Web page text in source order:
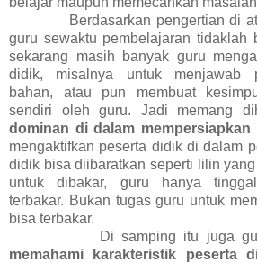
Berdasarkan pengertian di
guru sewaktu pembelajaran tidaklah
sekarang masih banyak guru
didik, misalnya untuk menjawab
bahan, atau pun membuat
sendiri oleh guru. Jadi memang
dominan di dalam mempersiapkan
mengaktifkan peserta didik di dalam
didik bisa diibaratkan seperti lilin
untuk dibakar, guru hanya
terbakar. Bukan tugas guru untuk
bisa terbakar.
Di samping itu juga guru
memahami karakteristik peserta